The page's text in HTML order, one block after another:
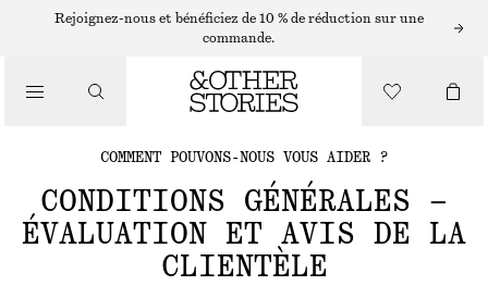
Rejoignez-nous et bénéficiez de 10 % de réduction sur une
commande.
COMMENT POUVONS-NOUS VOUS AIDER ?
CONDITIONS GÉNÉRALES –
ÉVALUATION ET AVIS DE LA
CLIENTÈLE